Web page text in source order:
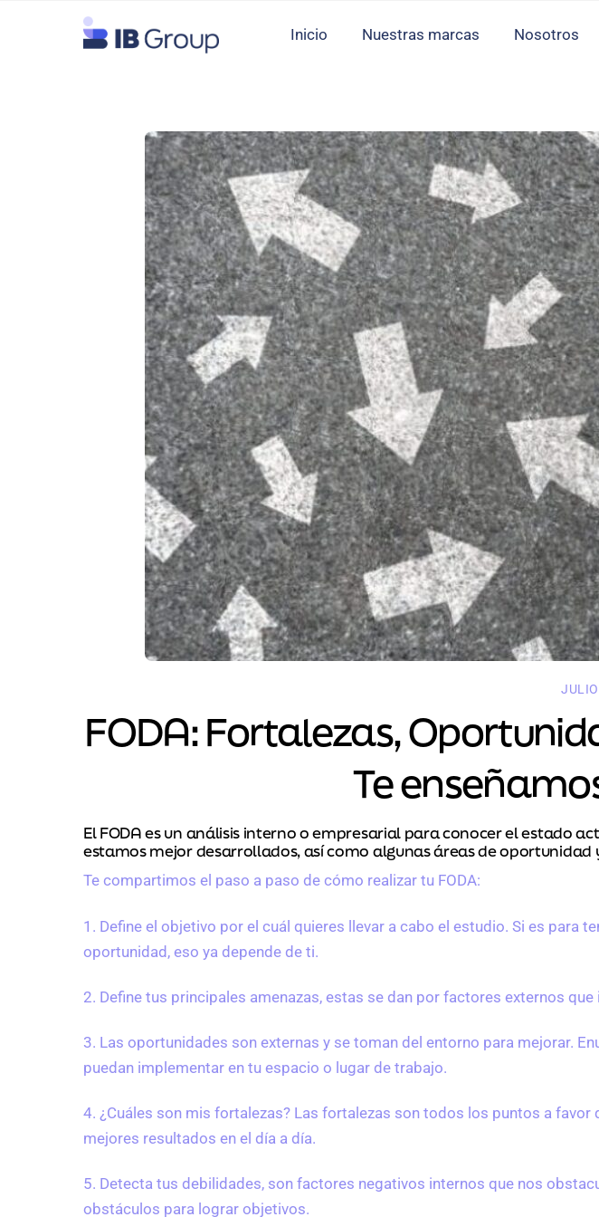
Inicio Nuestras marcas Nosotros
FODA: Fortalezas,
Te
El FODA es un análisis interno o empresarial para conocer el estado
estamos mejor desarrollados, así como algunas áreas de oportunidad
Te compartimos el paso a paso de cómo realizar tu FODA:
1. Define el objetivo por el cuál quieres llevar a cabo el estudio. Si es para
oportunidad, eso ya depende de ti.
2. Define tus principales amenazas, estas se dan por factores externos que
3. Las oportunidades son externas y se toman del entorno para mejorar.
puedan implementar en tu espacio o lugar de trabajo.
4. ¿Cuáles son mis fortalezas? Las fortalezas son todos los puntos a
mejores resultados en el día a día.
5. Detecta tus debilidades, son factores negativos internos que nos
obstáculos para lograr objetivos.